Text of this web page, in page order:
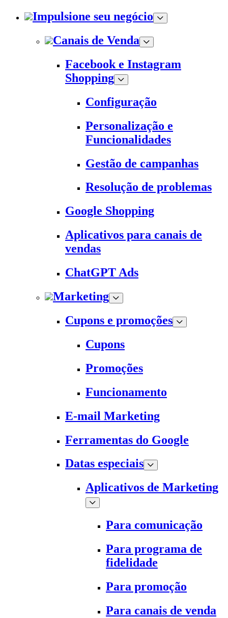
Impulsione seu negócio
Canais de Venda
Facebook e Instagram
Shopping
Configuração
Personalização e
Funcionalidades
Gestão de campanhas
Resolução de problemas
Google Shopping
Aplicativos para canais de
vendas
ChatGPT Ads
Marketing
Cupons e promoções
Cupons
Promoções
Funcionamento
E-mail Marketing
Ferramentas do Google
Datas especiais
Aplicativos de Marketing
Para comunicação
Para programa de
fidelidade
Para promoção
Para canais de venda